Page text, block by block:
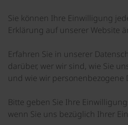
Sie können Ihre Einwilligung
Erklärung auf unserer Website
Erfahren Sie in unserer
darüber, wer wir sind, wie Sie
und wie wir personenbezogene
Bitte geben Sie Ihre
wenn Sie uns bezüglich Ihrer